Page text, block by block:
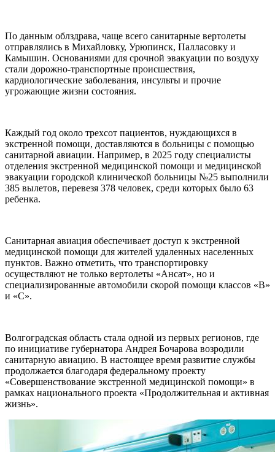
По данным облздрава, чаще всего санитарные вертолеты
отправлялись в Михайловку, Урюпинск, Палласовку и
Камышин. Основаниями для срочной эвакуации по воздуху
стали дорожно-транспортные происшествия,
кардиологические заболевания, инсульты и прочие
угрожающие жизни состояния.
Каждый год около трехсот пациентов, нуждающихся в
экстренной помощи, доставляются в больницы с помощью
санитарной авиации. Например, в 2025 году специалисты
отделения экстренной медицинской помощи и медицинской
эвакуации городской клинической больницы №25 выполнили
385 вылетов, перевезя 378 человек, среди которых было 63
ребенка.
Санитарная авиация обеспечивает доступ к экстренной
медицинской помощи для жителей удаленных населенных
пунктов. Важно отметить, что транспортировку
осуществляют не только вертолеты «Ансат», но и
специализированные автомобили скорой помощи классов «В»
и «С».
Волгоградская область стала одной из первых регионов, где
по инициативе губернатора Андрея Бочарова возродили
санитарную авиацию. В настоящее время развитие службы
продолжается благодаря федеральному проекту
«Совершенствование экстренной медицинской помощи» в
рамках национального проекта «Продолжительная и активная
жизнь».